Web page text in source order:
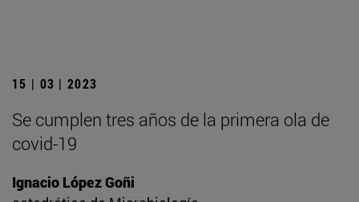
15 | 03 | 2023
Se cumplen tres años de la primera ola de
covid-19
Ignacio López Goñi